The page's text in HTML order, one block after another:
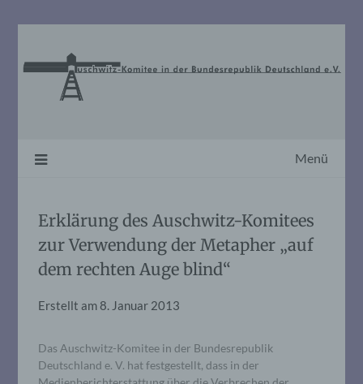
Menü
Erklärung des Auschwitz-Komitees
zur Verwendung der Metapher „auf
dem rechten Auge blind“
Erstellt am8. Januar 2013
Das Auschwitz-Komitee in der Bundesrepublik
Deutschland e. V. hat festgestellt, dass in der